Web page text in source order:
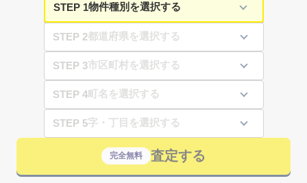
STEP 1
STEP 2
STEP 3
STEP 4
STEP 5
完全無料 査定する